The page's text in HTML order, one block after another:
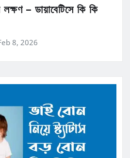
লক্ষণ – ডায়াবেটিসে কি কি
8, 2026